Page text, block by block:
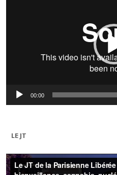
00:00
LE JT
Lecteur
vidéo